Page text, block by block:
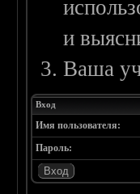
и
Ваша
Вход
Имя пользователя:
Пароль: